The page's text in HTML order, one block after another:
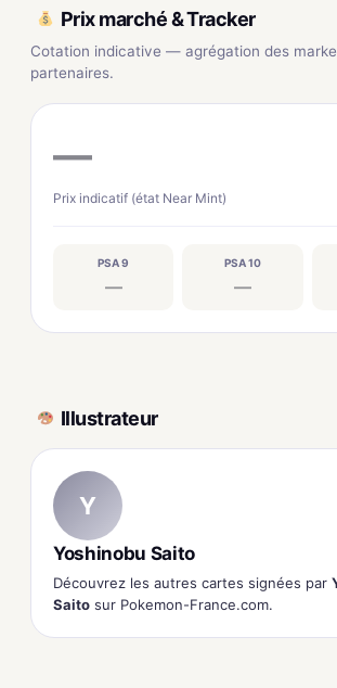
Prix marché & Tracker
Cotation indicative — agrégation des
partenaires.
—
Prix indicatif (état Near Mint)
PSA 9
—
PSA 10
—
Illustrateur
Y
Yoshinobu Saito
Découvrez les autres cartes signées par
Saito sur Pokemon-France.com.